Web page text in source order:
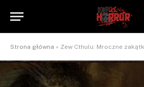
Strona główna » Zew Cthulu: Mroczne zakątki Świata /